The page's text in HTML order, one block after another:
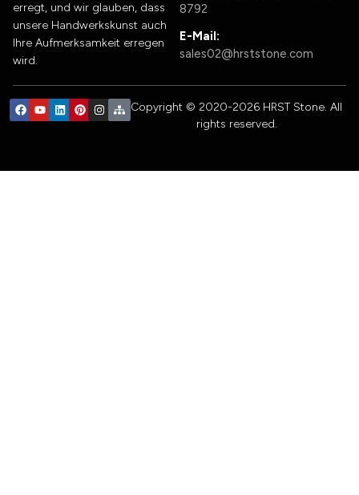
erregt, und wir glauben, dass
unsere Handwerkskunst auch
Ihre Aufmerksamkeit erregen
wird.
8792
E-Mail:
sales02@hrststone.com
Copyright © 2020-2026 HRST Stone. All
rights reserved.